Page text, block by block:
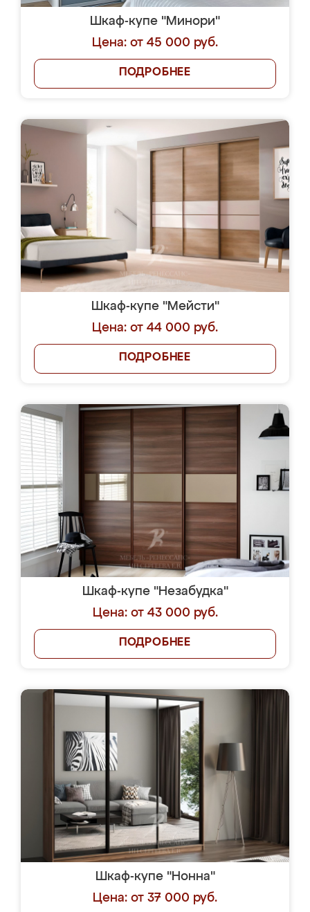
Шкаф-купе "Минори"
Цена: от 45 000 руб.
ПОДРОБНЕЕ
Шкаф-купе "Мейсти"
Цена: от 44 000 руб.
ПОДРОБНЕЕ
Шкаф-купе "Незабудка"
Цена: от 43 000 руб.
ПОДРОБНЕЕ
Шкаф-купе "Нонна"
Цена: от 37 000 руб.